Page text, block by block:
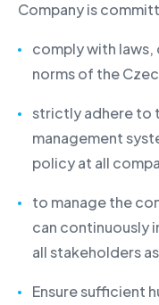
Company is
comply with
norms of the
strictly adhere to
management
policy at all
to manage the
can continuously
all stakeholders
Ensure sufficient